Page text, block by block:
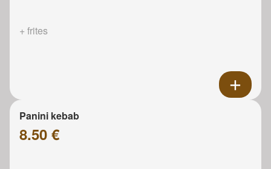
+ frites
Panini kebab
8.50 €